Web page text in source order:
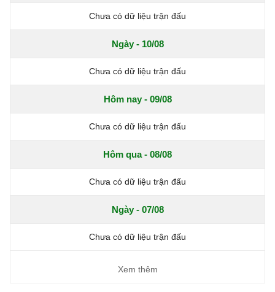
Chưa có dữ liệu trận đấu
Ngày - 10/08
Chưa có dữ liệu trận đấu
Hôm nay - 09/08
Chưa có dữ liệu trận đấu
Hôm qua - 08/08
Chưa có dữ liệu trận đấu
Ngày - 07/08
Chưa có dữ liệu trận đấu
Xem thêm